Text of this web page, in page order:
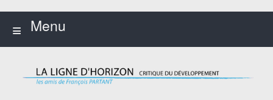
Accueil
Présentation
Sylvie
≡ Menu